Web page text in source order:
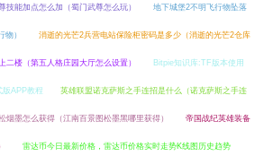
技能加点怎么加（蜀门武尊怎么玩） 地下城堡2不明飞行物坠落
物） 消逝的光芒2兵营电站保险柜密码是多少（消逝的光芒2仓库
二楼（第五人格庄园大厅怎么设置） Bitpie知识库:TF版本使用
版APP教程 英雄联盟诺克萨斯之手连招是什么（诺克萨斯之手连
烟墨怎么获得（江南百景图松墨黑哪里获得） 帝国战纪英雄装备
雷达币今日最新价格，雷达币价格实时走势K线图历史趋势